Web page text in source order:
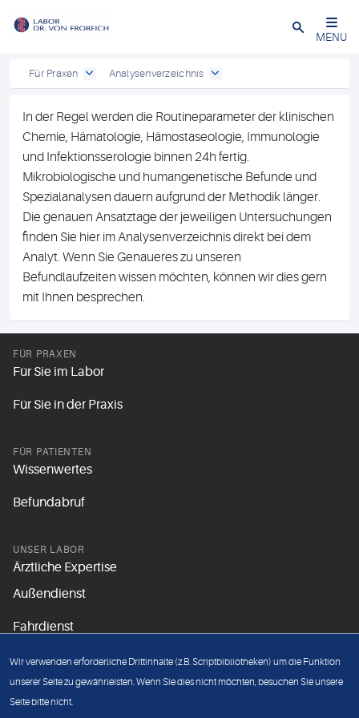
Close
MENU
Für Praxen Analysenverzeichnis
In der Regel werden die Routineparameter der klinischen
Chemie, Hämatologie, Hämostaseologie, Immunologie
und Infektionsserologie binnen 24h fertig.
Mikrobiologische und humangenetische Befunde und
Spezialanalysen dauern aufgrund der Methodik länger.
Die genauen Ansatztage der jeweiligen Untersuchungen
finden Sie hier im Analysenverzeichnis direkt bei dem
Analyt. Wenn Sie Genaueres zu unseren
Befundlaufzeiten wissen möchten, können wir dies gern
mit Ihnen besprechen.
FÜR PRAXEN
Für Sie im Labor
Für Sie in der Praxis
FÜR PATIENTEN
Wissenwertes
Befundabruf
UNSER LABOR
Ärztliche Expertise
Außendienst
Fahrdienst
Unsere Grundsätze
Wir verwenden erforderliche Drittinhalte (z.B. Scriptbibliotheken) um die Funktion
unserer Seite zu gewährleisten. Wenn Sie dies nicht möchten, besuchen Sie unsere
Seite bitte nicht.